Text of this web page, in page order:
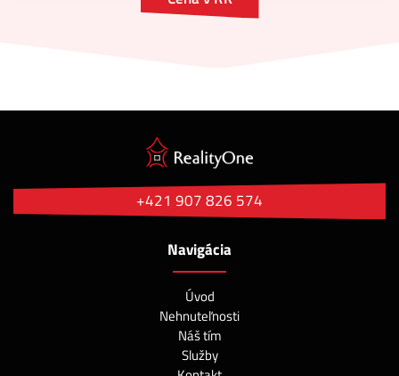
+421 907 826 574
Navigácia
Úvod
Nehnuteľnosti
Náš tím
Služby